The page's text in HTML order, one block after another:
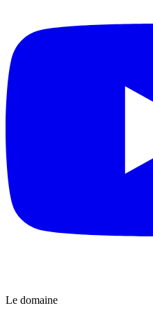
Le domaine